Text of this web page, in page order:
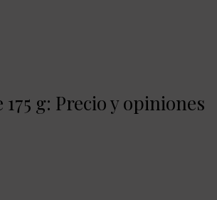
g: Precio y opiniones